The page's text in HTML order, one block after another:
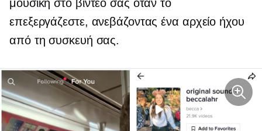
μουσική στο βίντεό σας όταν το
επεξεργάζεστε, ανεβάζοντας ένα αρχείο ήχου
από τη συσκευή σας.